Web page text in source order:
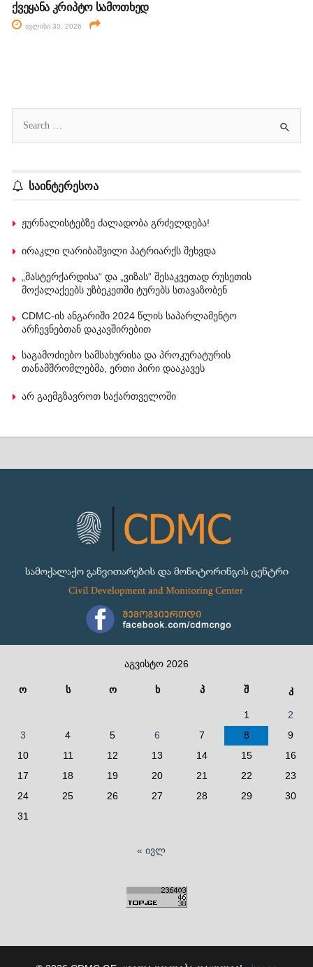
ქვეყანა კრიპტო სამოთხედ
ივლისი 30, 2026
საინტერესოა
ჟურნალისტებზე ძალადობა გრძელდება!
ირაკლი ღარიბაშვილი პატრიარქს შეხვდა
„მასტერქარდისა“ და „ვიზას“ შესაკვეთად რუსეთის
მოქალაქეებს უზბეკეთში ტურებს სთავაზობენ
CDMC-ის ანგარიში 2024 წლის საპარლამენტო
არჩევნებთან დაკავშირებით
საგამოძიებო სამსახურისა და პროკურატურის
თანამშრომლებმა, ერთი პირი დააკავეს
არ გაემგზავროთ საქართველოში
აგვისტო 2026
ო ს ო ხ პ შ კ
1
2
3
4 5 6 7 8
9
10
11 12 13 14 15
16
17
18 19 20 21 22
23
24
25 26 27 28 29
30
31
« ივლ